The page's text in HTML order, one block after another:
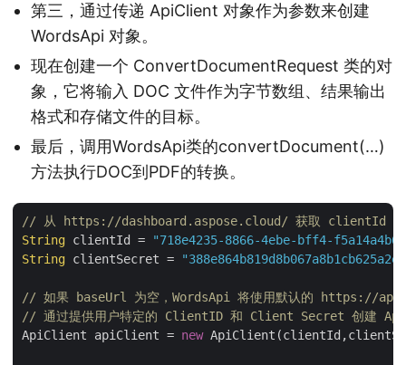
第三，通过传递 ApiClient 对象作为参数来创建
WordsApi 对象。
现在创建一个 ConvertDocumentRequest 类的对
象，它将输入 DOC 文件作为字节数组、结果输出
格式和存储文件的目标。
最后，调用WordsApi类的convertDocument(…)
方法执行DOC到PDF的转换。
// 从 https://dashboard.aspose.cloud/ 获取 clientId
String clientId =
"718e4235-8866-4ebe-bff4-
String clientSecret =
// 如果 baseUrl 为空，WordsApi 将使用默认的 https://
// 通过提供用户特定的 ClientID 和 Client Secret 创建
ApiClient apiClient = new